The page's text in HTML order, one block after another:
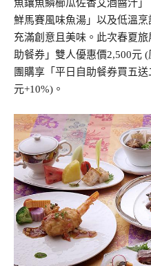
魚鑲魚鱗櫛瓜佐香艾酒醬汁
鮮馬賽風味魚湯」以及低溫
充滿創意且美味。此次春夏
助餐券」雙人優惠價2,500元
團購享「平日自助餐券買五
元+10%)。